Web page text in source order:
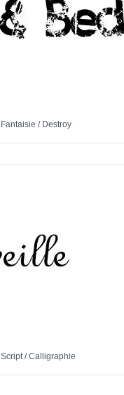
Fantaisie / Destroy
Script/Calligraphie